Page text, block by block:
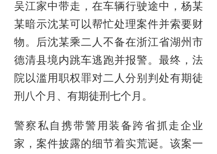
吴江家中带走，在车辆行驶途中，杨某
某暗示沈某可以帮忙处理案件并索要财
物。后沈某乘二人不备在浙江省湖州市
德清县境内跳车逃跑并报警。最终，法
院以滥用职权罪对二人分别判处有期徒
刑八个月、有期徒刑七个月。
警察私自携带警用装备跨省抓走企业
家，案件披露的细节着实荒诞。该案一